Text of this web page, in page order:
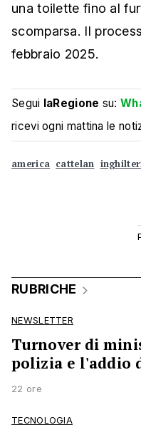
una toilette fino al
scomparsa. Il
febbraio 2025.
Segui laRegione su:
ricevi ogni mattina le
america cattelan
RUBRICHE
NEWSLETTER
Turnover di
polizia e l'addio
22 ore
TECNOLOGIA